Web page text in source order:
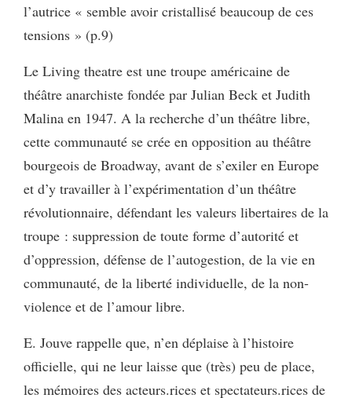
l’autrice « semble avoir cristallisé beaucoup de ces
tensions » (p.9)
Le Living theatre est une troupe américaine de
théâtre anarchiste fondée par Julian Beck et Judith
Malina en 1947. A la recherche d’un théâtre libre,
cette communauté se crée en opposition au théâtre
bourgeois de Broadway, avant de s’exiler en Europe
et d’y travailler à l’expérimentation d’un théâtre
révolutionnaire, défendant les valeurs libertaires de la
troupe : suppression de toute forme d’autorité et
d’oppression, défense de l’autogestion, de la vie en
communauté, de la liberté individuelle, de la non-
violence et de l’amour libre.
E. Jouve rappelle que, n’en déplaise à l’histoire
officielle, qui ne leur laisse que (très) peu de place,
les mémoires des acteurs.rices et spectateurs.rices de